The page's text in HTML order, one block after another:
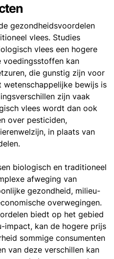
gezondheidsvoordelen
vlees. Studies
vlees een hogere
voedingsstoffen kan
die gunstig zijn voor
wetenschappelijke bewijs is
zijn vaak
vlees wordt dan ook
over pesticiden,
in plaats van
biologisch en traditioneel
afweging van
gezondheid, milieu-
overwegingen.
biedt op het gebied
impact, kan de hogere prijs
sommige consumenten
van deze verschillen kan